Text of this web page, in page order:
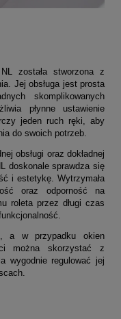
została stworzona z
Jej obsługa jest prosta
skomplikowanych
płynne ustawienie
jeden ruch ręki, aby
do swoich potrzeb.
obsługi oraz dokładnej
doskonale sprawdza się
i estetykę. Wytrzymała
oraz odporność na
roleta przez długi czas
a w przypadku okien
można skorzystać z
wygodnie regulować jej